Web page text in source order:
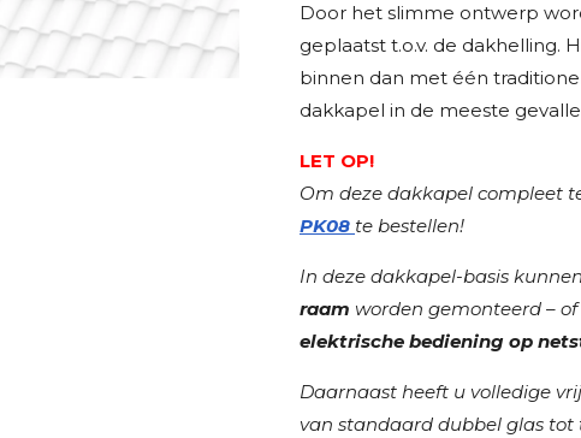
Door het slimme ontwerp
geplaatst t.o.v. de dakhelling.
binnen dan met één
dakkapel in de meeste
LET OP!
Om deze dakkapel compleet
PK08 te bestellen!
In deze dakkapel-basis kunnen
raam worden gemonteerd –
elektrische bediening op
Daarnaast heeft u volledige
van standaard dubbel glas